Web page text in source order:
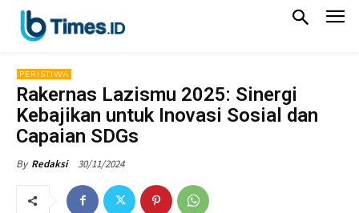
PERISTIWA
Rakernas Lazismu 2025: Sinergi
Kebajikan untuk Inovasi Sosial dan
Capaian SDGs
By Redaksi 30/11/2024